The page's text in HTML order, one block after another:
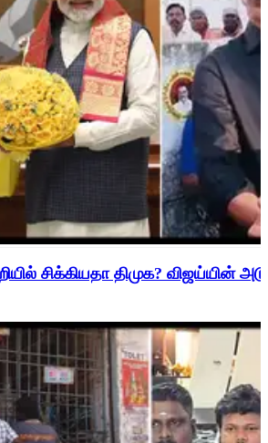
சிக்கியதா திமுக? விஜய்யின்